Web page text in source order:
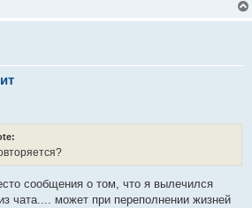
сообщения о том, что я вылечился
чата.... может при переполнении жизней